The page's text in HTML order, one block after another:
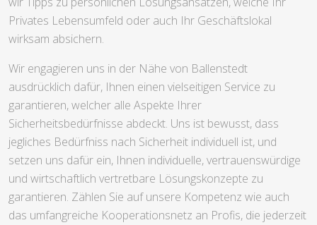
Privates Lebensumfeld oder auch Ihr Geschäftslokal
wirksam absichern.
Wir engagieren uns in der Nähe von Ballenstedt
ausdrücklich dafür, Ihnen einen vielseitigen Service zu
garantieren, welcher alle Aspekte Ihrer
Sicherheitsbedürfnisse abdeckt. Uns ist bewusst, dass
jegliches Bedürfniss nach Sicherheit individuell ist, und
setzen uns dafür ein, Ihnen individuelle, vertrauenswürdige
und wirtschaftlich vertretbare Lösungskonzepte zu
garantieren. Zählen Sie auf unsere Kompetenz wie auch
das umfangreiche Kooperationsnetz an Profis, die jederzeit